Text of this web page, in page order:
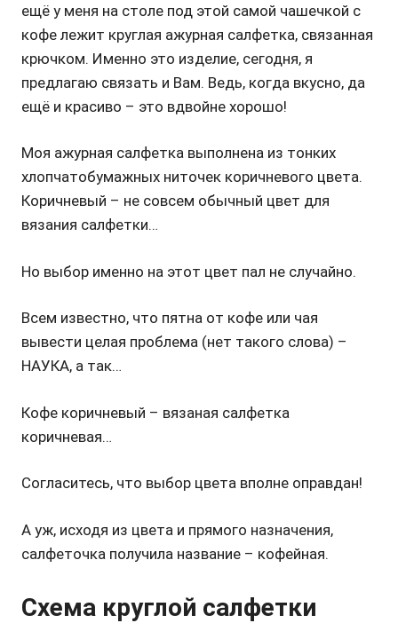
ещё у меня на столе под этой самой чашечкой с
кофе лежит круглая ажурная салфетка, связанная
крючком. Именно это изделие, сегодня, я
предлагаю связать и Вам. Ведь, когда вкусно, да
ещё и красиво – это вдвойне хорошо!
Моя ажурная салфетка выполнена из тонких
хлопчатобумажных ниточек коричневого цвета.
Коричневый – не совсем обычный цвет для
вязания салфетки…
Но выбор именно на этот цвет пал не случайно.
Всем известно, что пятна от кофе или чая
вывести целая проблема (нет такого слова) –
НАУКА, а так…
Кофе коричневый – вязаная салфетка
коричневая…
Согласитесь, что выбор цвета вполне оправдан!
А уж, исходя из цвета и прямого назначения,
салфеточка получила название – кофейная.
Схема круглой салфетки